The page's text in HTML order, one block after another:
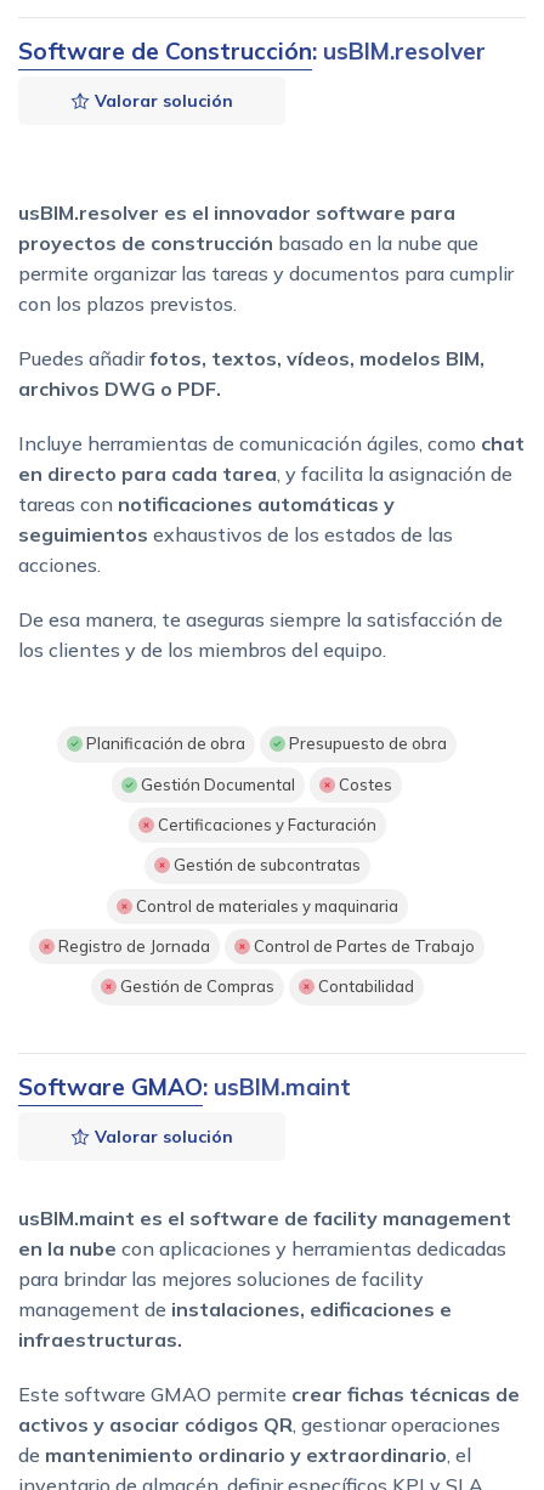
Software de Construcción: usBIM.resolver
Valorar solución
usBIM.resolver es el innovador software para
proyectos de construcción basado en la nube que
permite organizar las tareas y documentos para cumplir
con los plazos previstos.
Puedes añadirfotos, textos, vídeos, modelos BIM,
archivos DWG o PDF.
Incluye herramientas de comunicación ágiles, como chat
en directo para cada tarea, y facilita la asignación de
tareas con notificaciones automáticas y
seguimientos exhaustivos de los estados de las
acciones.
De esa manera, te aseguras siempre la satisfacción de
los clientes y de los miembros del equipo.
Planificación de obra Presupuesto de obra
Gestión Documental Costes
Certificaciones y Facturación
Gestión de subcontratas
Control de materiales y maquinaria
Registro de Jornada Control de Partes de Trabajo
Gestión de Compras Contabilidad
Software GMAO: usBIM.maint
Valorar solución
usBIM.maint es el software de facility management
en la nube con aplicaciones y herramientas dedicadas
para brindar las mejores soluciones de facility
management de instalaciones, edificaciones e
infraestructuras.
Este software GMAO permite crear fichas técnicas de
activos y asociar códigos QR , gestionar operaciones
de mantenimiento ordinario y extraordinario , el
inventario de almacén, definir específicos KPI y SLA